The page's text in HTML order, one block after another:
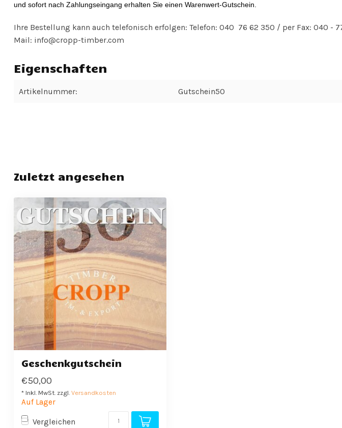
und sofort nach Zahlungseingang erhalten Sie einen Warenwert-Gutschein.
Ihre Bestellung kann auch telefonisch erfolgen: Telefon: 040 76 62 350 / per Fax: 040 -
Mail: info@cropp-timber.com
Eigenschaften
Artikelnummer: Gutschein50
Zuletzt angesehen
Geschenkgutschein
€50,00
* Inkl. MwSt. zzgl. Versandkosten
Auf Lager
Vergleichen